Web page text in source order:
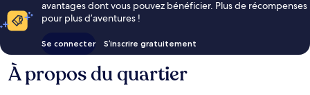
avantages dont vous pouvez bénéficier. Plus de récompenses
pour plus d’aventures !
Se connecter S’inscrire gratuitement
À propos du quartier